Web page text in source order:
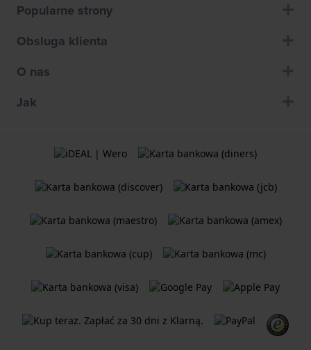
Popularne strony
Obsluga klienta
O nas
Jak